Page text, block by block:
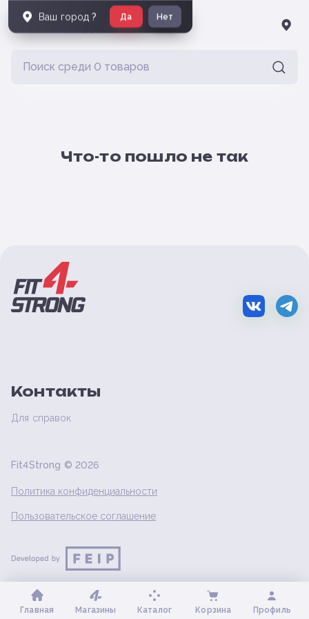
Что-то пошло не так
Контакты
Для справок
Fit4Strong © 2026
Политика конфиденциальности
Пользовательское соглашение
Главная Магазины Каталог Корзина Профиль
Ваш город ? Да Нет